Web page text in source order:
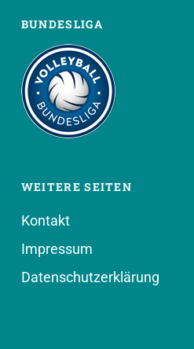
BUNDESLIGA
WEITERE SEITEN
Kontakt
Impressum
Datenschutzerklärung